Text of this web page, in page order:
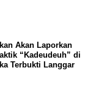
Akan Laporkan
“Kadeudeuh” di
Terbukti Langgar